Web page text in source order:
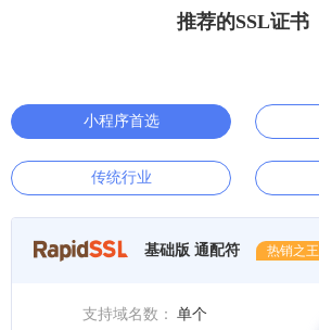
推荐的SSL证书
小程序首选
传统行业
基础版 通配符 热销之王
支持域名数： 单个